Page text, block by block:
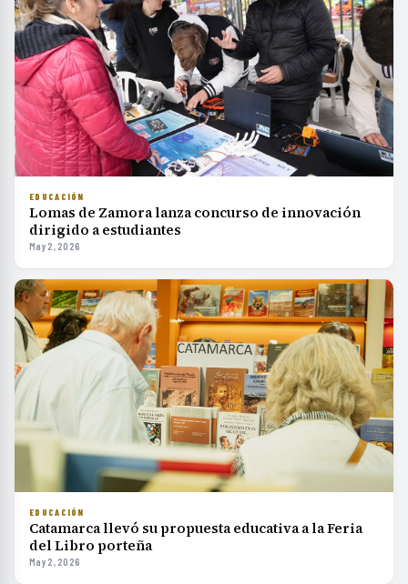
EDUCACIÓN
Lomas de Zamora lanza concurso de innovación
dirigido a estudiantes
May 2, 2026
EDUCACIÓN
Catamarca llevó su propuesta educativa a la Feria
del Libro porteña
May 2, 2026